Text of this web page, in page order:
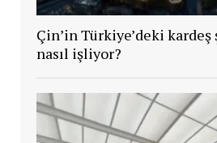
Çin’in Türkiye’deki
nasıl işliyor?